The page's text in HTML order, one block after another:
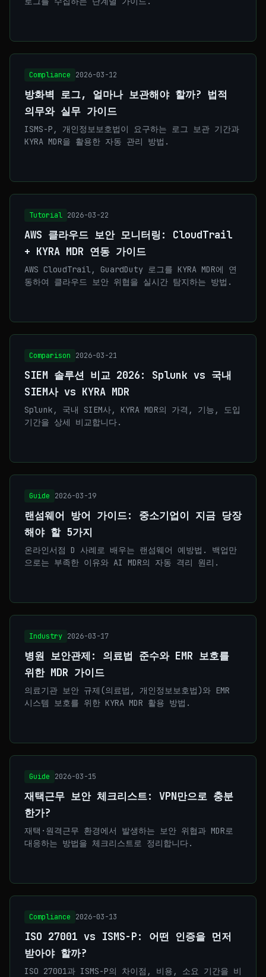
Compliance 2026-03-12
방화벽 로그, 얼마나 보관해야 할까? 법적
의무와 실무 가이드
ISMS-P, 개인정보보호법이 요구하는 로그 보관 기간과
KYRA MDR을 활용한 자동 관리 방법.
Tutorial 2026-03-22
AWS 클라우드 보안 모니터링: CloudTrail
+ KYRA MDR 연동 가이드
AWS CloudTrail, GuardDuty 로그를 KYRA MDR에 연
동하여 클라우드 보안 위협을 실시간 탐지하는 방법.
Comparison 2026-03-21
SIEM 솔루션 비교 2026: Splunk vs 국내
SIEM사 vs KYRA MDR
Splunk, 국내 SIEM사, KYRA MDR의 가격, 기능, 도입
기간을 상세 비교합니다.
Guide 2026-03-19
랜섬웨어 방어 가이드: 중소기업이 지금 당장
해야 할 5가지
온라인서점 D 사례로 배우는 랜섬웨어 예방법. 백업만
으로는 부족한 이유와 AI MDR의 자동 격리 원리.
Industry 2026-03-17
병원 보안관제: 의료법 준수와 EMR 보호를
위한 MDR 가이드
의료기관 보안 규제(의료법, 개인정보보호법)와 EMR
시스템 보호를 위한 KYRA MDR 활용 방법.
Guide 2026-03-15
재택근무 보안 체크리스트: VPN만으로 충분
한가?
재택·원격근무 환경에서 발생하는 보안 위협과 MDR로
대응하는 방법을 체크리스트로 정리합니다.
Compliance 2026-03-13
ISO 27001 vs ISMS-P: 어떤 인증을 먼저
받아야 할까?
ISO 27001과 ISMS-P의 차이점, 비용, 소요 기간을 비